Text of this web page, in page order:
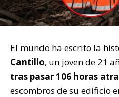
El mundo ha escrito la
Cantillo, un joven de 21
tras pasar 106 horas
escombros de su edificio